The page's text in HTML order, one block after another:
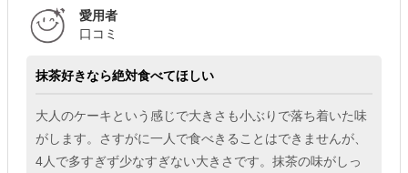
愛用者
口コミ
抹茶好きなら絶対食べてほしい
大人のケーキという感じで大きさも小ぶりで落ち着いた味
がします。さすがに一人で食べきることはできませんが、
4人で多すぎず少なすぎない大きさです。抹茶の味がしっ